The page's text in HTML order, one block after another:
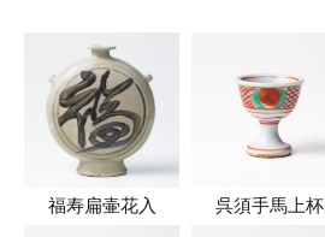
福寿扁壷花入 呉須手馬上杯